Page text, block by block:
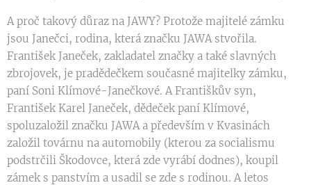
A proč takový důraz na JAWY? Protože majitelé zámku
jsou Janečci, rodina, která značku JAWA stvořila.
František Janeček, zakladatel značky a také slavných
zbrojovek, je pradědečkem současné majitelky zámku,
paní Soni Klímové-Janečkové. A Františkův syn,
František Karel Janeček, dědeček paní Klímové,
spoluzaložil značku JAWA a především v Kvasinách
založil továrnu na automobily (kterou za socialismu
podstrčili Škodovce, která zde vyrábí dodnes), koupil
zámek s panstvím a usadil se zde s rodinou. A letos